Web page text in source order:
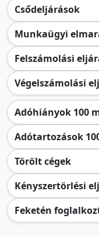
Csődeljárások
Munkaügyi
Felszámolási
Végelszámolási
Adóhiányok 100
Adótartozások
Törölt cégek
Kényszertörlési
Feketén